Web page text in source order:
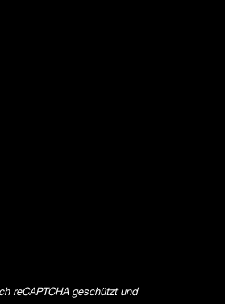
reCAPTCHA geschützt und